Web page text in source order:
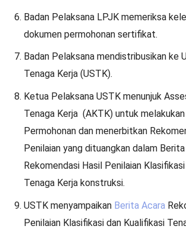
Badan Pelaksana LPJK memeriksa
dokumen permohonan sertifikat.
Badan Pelaksana mendistribusikan ke
Tenaga Kerja (USTK).
Ketua Pelaksana USTK menunjuk
Tenaga Kerja (AKTK) untuk
Permohonan dan menerbitkan
Penilaian yang dituangkan dalam
Rekomendasi Hasil Penilaian
Tenaga Kerja konstruksi.
USTK menyampaikan Berita Acara
Penilaian Klasifikasi dan Kualifikasi